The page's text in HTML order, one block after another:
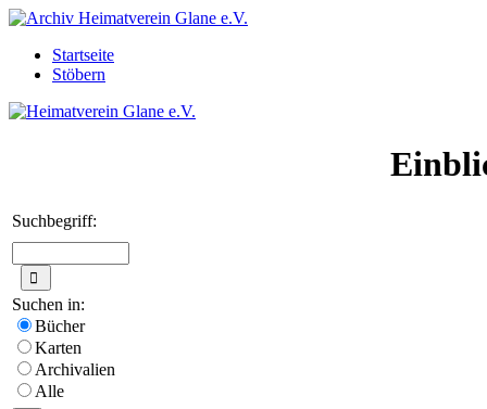
Startseite
Stöbern
Suchbegriff:
Suchen in:
Bücher
Karten
Archivalien
Alle